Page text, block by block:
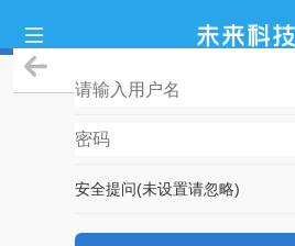
安全提问(未设置请忽略)